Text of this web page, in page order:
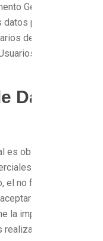
General de
personales
de la web,
de la web y
Datos de
es obligatorio para
con el
el no facilitar los
la presente
la imposibilidad de
en este